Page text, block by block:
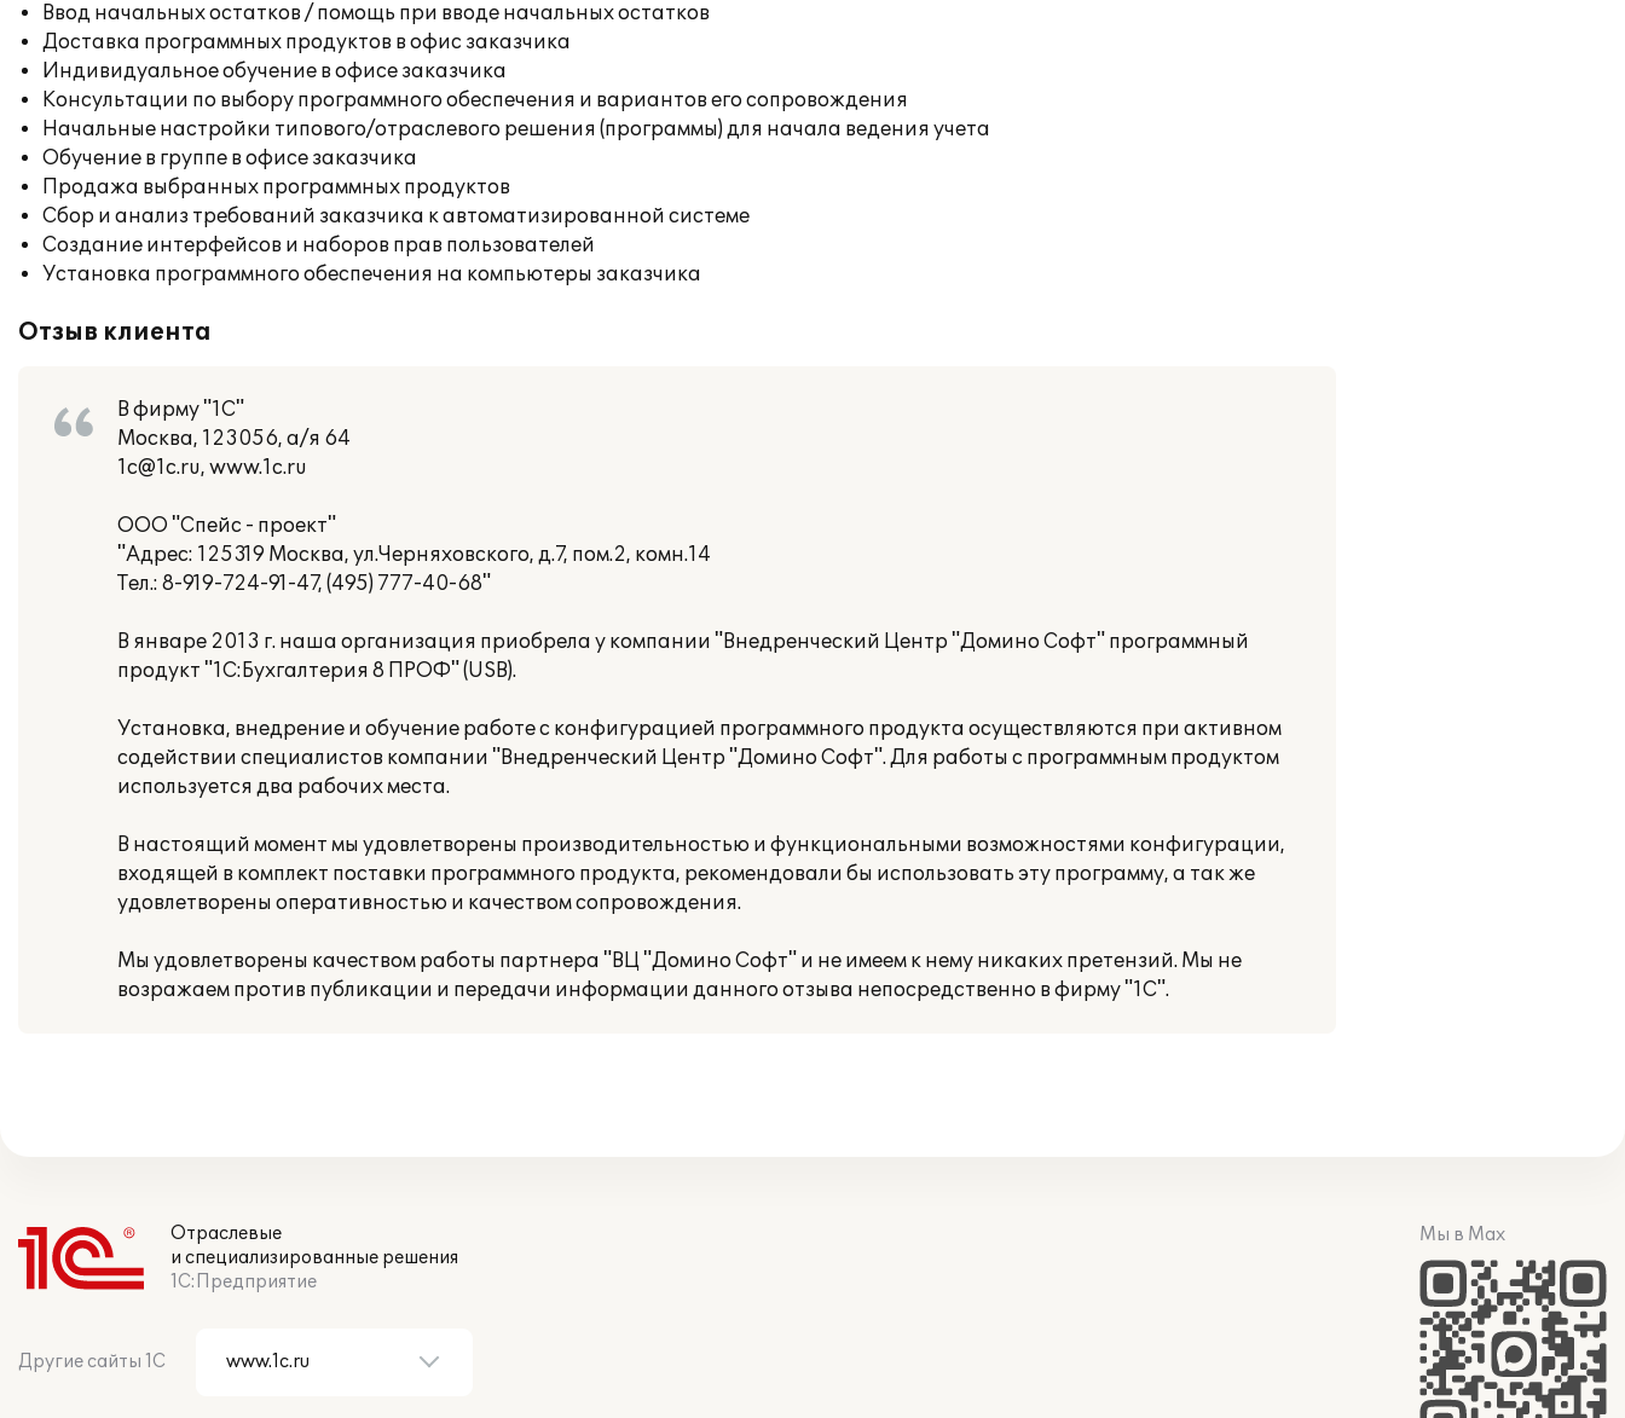
Ввод начальных остатков / помощь при вводе начальных остатков
Доставка программных продуктов в офис заказчика
Индивидуальное обучение в офисе заказчика
Консультации по выбору программного обеспечения и вариантов его сопровождения
Начальные настройки типового/отраслевого решения (программы) для начала ведения учета
Обучение в группе в офисе заказчика
Продажа выбранных программных продуктов
Сбор и анализ требований заказчика к автоматизированной системе
Создание интерфейсов и наборов прав пользователей
Установка программного обеспечения на компьютеры заказчика
Отзыв клиента
В фирму "1С"
Москва, 123056, а/я 64
1c@1c.ru, www.1c.ru
ООО "Спейс - проект"
"Адрес: 125319 Москва, ул.Черняховского, д.7, пом.2, комн.14
Тел.: 8-919-724-91-47, (495) 777-40-68"
В январе 2013 г. наша организация приобрела у компании "Внедренческий Центр "Домино Софт" программный
продукт "1С:Бухгалтерия 8 ПРОФ" (USB).
Установка, внедрение и обучение работе с конфигурацией программного продукта осуществляются при активном
содействии специалистов компании "Внедренческий Центр "Домино Софт". Для работы с программным продуктом
используется два рабочих места.
В настоящий момент мы удовлетворены производительностью и функциональными возможностями конфигурации,
входящей в комплект поставки программного продукта, рекомендовали бы использовать эту программу, а так же
удовлетворены оперативностью и качеством сопровождения.
Мы удовлетворены качеством работы партнера "ВЦ "Домино Софт" и не имеем к нему никаких претензий. Мы не
возражаем против публикации и передачи информации данного отзыва непосредственно в фирму "1С".
Отраслевые
и специализированные решения
1С:Предприятие
Другие сайты 1С
Мы в Max